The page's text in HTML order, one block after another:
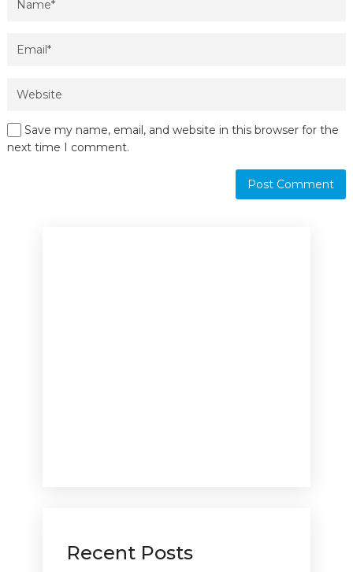
Save my name, email, and website in this browser for the
next time I comment.
Recent Posts